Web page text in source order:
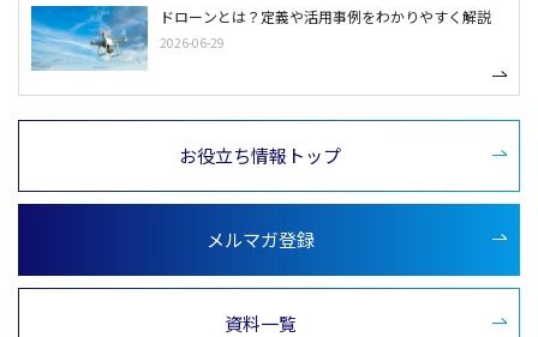
ドローンとは？定義や活用事例をわかりやすく解説
2026-06-29
お役立ち情報トップ
メルマガ登録
資料一覧